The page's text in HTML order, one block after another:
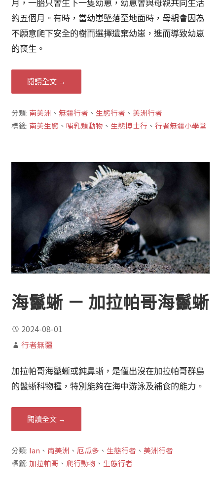
月，一胎只會生下一隻幼崽，幼崽會與母親共同生活
約五個月。有時，當幼崽墜落至地面時，母親會因為
不願意爬下安全的樹而選擇遺棄幼崽，進而導致幼崽
的喪生。
閱讀全文 →
分類: 南美洲 、無疆行者 、 生態行者 、美洲行者
標籤: 南美生態 、哺乳類動物 、 生態博士行 、行者無疆小學堂
海鬣蜥 － 加拉帕哥海鬣蜥
2024-08-01
行者無疆
加拉帕哥海鬣蜥或鈍鼻蜥，是僅出沒在加拉帕哥群島
的鬣蜥科物種，特別能夠在海中游泳及補食的能力。
閱讀全文 →
分類: Ian 、 南美洲 、厄瓜多 、 生態行者 、美洲行者
標籤: 加拉帕哥 、 爬行動物 、 生態行者